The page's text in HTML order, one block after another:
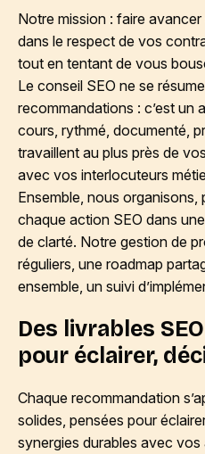
Notre mission : faire
dans le respect de vos
tout en tentant de vous
Le conseil SEO ne se
recommandations : c’est un
cours, rythmé, documenté,
travaillent au plus près de
avec vos interlocuteurs
Ensemble, nous organisons,
chaque action SEO dans
de clarté. Notre gestion de
réguliers, une roadmap
ensemble, un suivi
Des livrables
pour éclairer,
Chaque recommandation
solides, pensées pour
synergies durables avec vos